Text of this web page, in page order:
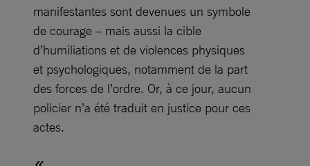
manifestantes sont devenues un symbole
de courage – mais aussi la cible
d’humiliations et de violences physiques
et psychologiques, notamment de la part
des forces de l’ordre. Or, à ce jour, aucun
policier n’a été traduit en justice pour ces
actes.